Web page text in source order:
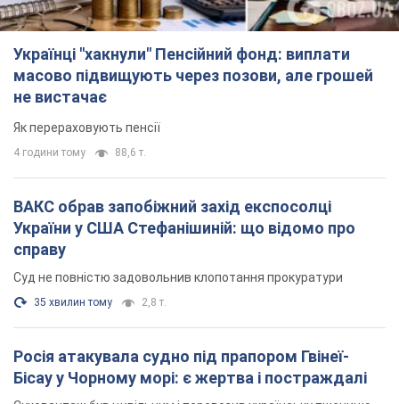
Українці "хакнули" Пенсійний фонд: виплати
масово підвищують через позови, але грошей
не вистачає
Як перераховують пенсії
4 години тому 88,6 т.
ВАКС обрав запобіжний захід експосолці
України у США Стефанішиній: що відомо про
справу
Суд не повністю задовольнив клопотання прокуратури
35 хвилин тому 2,8 т.
Росія атакувала судно під прапором Гвінеї-
Бісау у Чорному морі: є жертва і постраждалі